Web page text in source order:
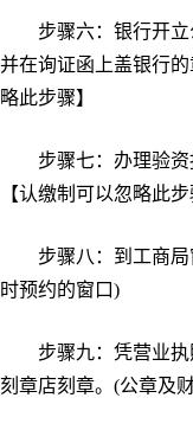
步骤六：银行开立
并在询证函上盖银行
略此步骤】
步骤七：办理验资
【认缴制可以忽略此步
步骤八：到工商局
时预约的窗口)
步骤九：凭营业执
刻章店刻章。(公章及